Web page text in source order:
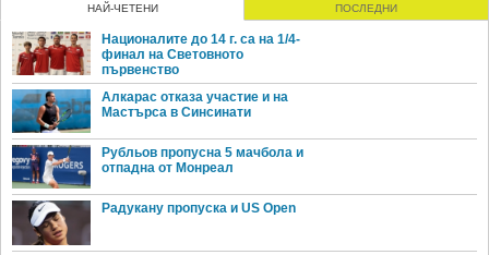
НАЙ-ЧЕТЕНИ ПОСЛЕДНИ
Националите до 14 г. са на 1/4-
финал на Световното
първенство
Алкарас отказа участие и на
Мастърса в Синсинати
Рубльов пропусна 5 мачбола и
отпадна от Монреал
Радукану пропуска и US Open